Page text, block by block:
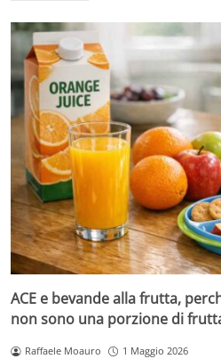
ACE e bevande alla frutta,
non sono una porzione di
Raffaele Moauro 1 Maggio 2026